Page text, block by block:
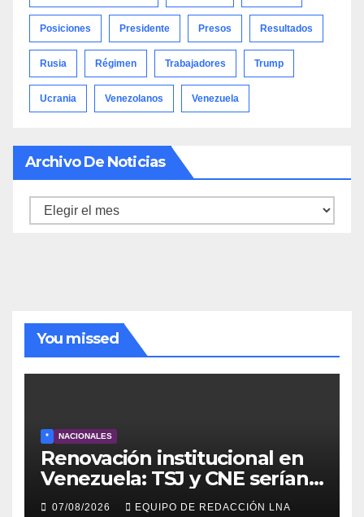
Posiciones Presidente Presos Resultados
Rusia Régimen Trabajadores Trump
Ucrania Venezolanos Venezuela
Archivo De Noticias
Archivo
You missed
* NACIONALES
Renovación institucional en
Venezuela: TSJ y CNE serían
designados a finales de 2026
07/08/2026 EQUIPO DE REDACCIÓN LNA